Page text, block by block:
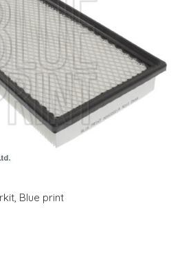
, Blue print